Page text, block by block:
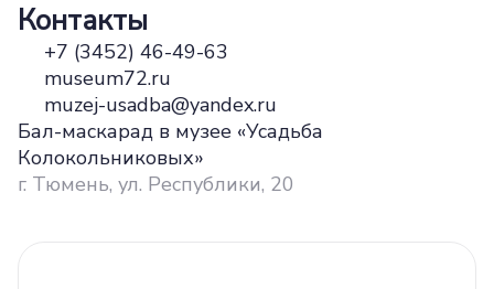
Контакты
+7 (3452) 46-49-63
museum72.ru
muzej-usadba@yandex.ru
Бал-маскарад в музее «Усадьба
Колокольниковых»
г. Тюмень, ул. Республики, 20